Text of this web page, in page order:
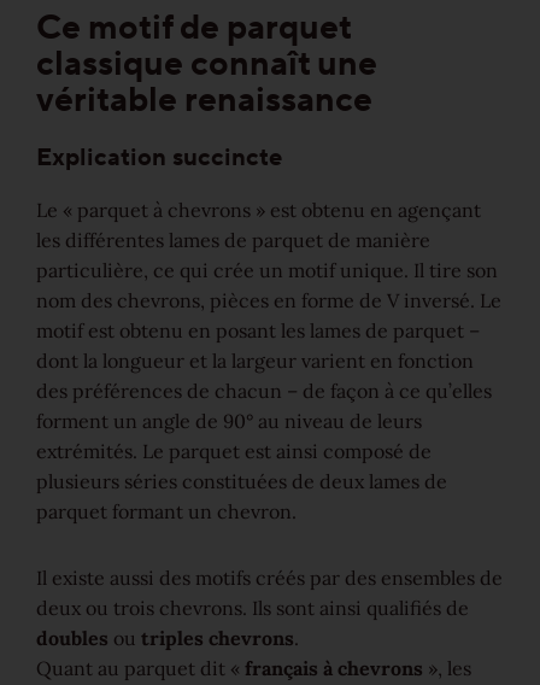
Caractère
Solutions
Escalier/Escalier en bois
Produits de nettoyage et d‘entretien
Techniques de pose & motifs de pose
Traitements
Gamme de plinthes
Pour une bonne raison
Précieux et abordable
Bon pour l’environnement
Ce motif de parquet
classique connaît une
véritable renaissance
Explication succincte
Le « parquet à chevrons » est obtenu en agençant
les différentes lames de parquet de manière
particulière, ce qui crée un motif unique. Il tire son
nom des chevrons, pièces en forme de V inversé. Le
motif est obtenu en posant les lames de parquet –
dont la longueur et la largeur varient en fonction
des préférences de chacun – de façon à ce qu’elles
forment un angle de 90° au niveau de leurs
extrémités. Le parquet est ainsi composé de
plusieurs séries constituées de deux lames de
parquet formant un chevron.
Il existe aussi des motifs créés par des ensembles de
deux ou trois chevrons. Ils sont ainsi qualifiés de
doubles ou triples chevrons.
Quant au parquet dit « français à chevrons », les